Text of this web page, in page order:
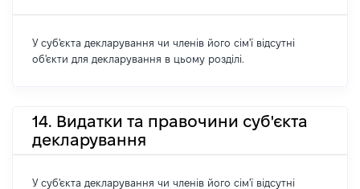
У суб'єкта декларування чи членів його сім'ї відсутні
об'єкти для декларування в цьому розділі.
14. Видатки та правочини суб'єкта
декларування
У суб'єкта декларування чи членів його сім'ї відсутні